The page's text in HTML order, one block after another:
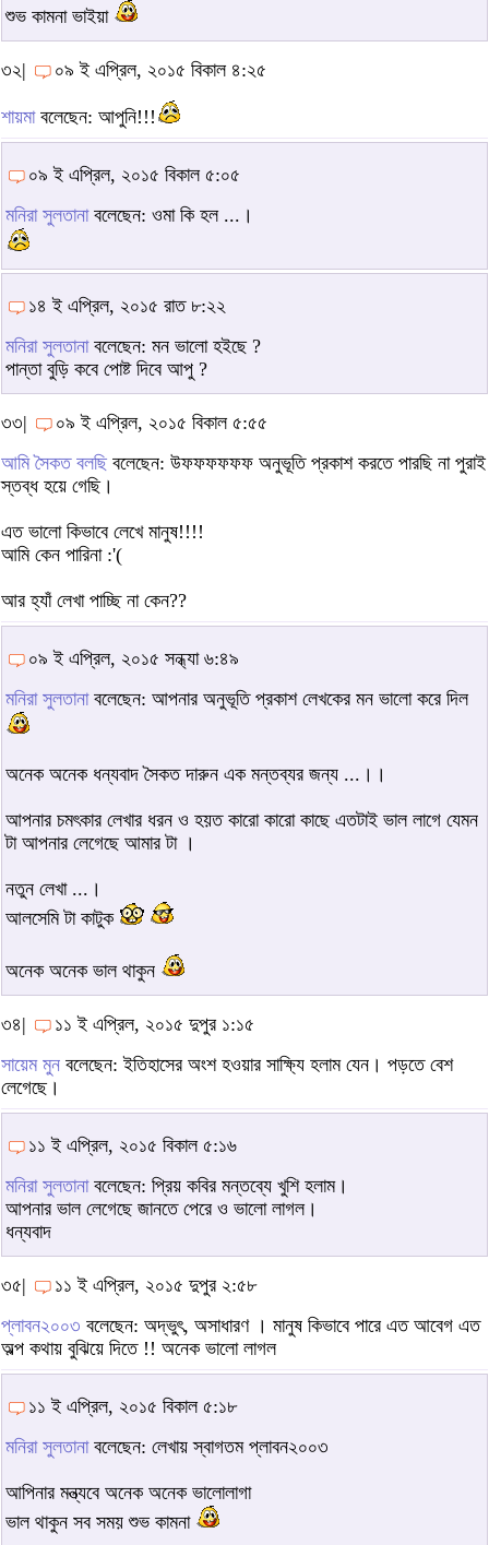
শুভ কামনা ভাইয়া
৩২| ০৯ ই এপ্রিল, ২০১৫ বিকাল ৪:২৫
শায়মাবলেছেন: আপুনি!!!
০৯ ই এপ্রিল, ২০১৫ বিকাল ৫:০৫
মনিরা সুলতানাবলেছেন: ওমা কি হল ...।
১৪ ই এপ্রিল, ২০১৫ রাত ৮:২২
মনিরা সুলতানাবলেছেন: মন ভালো হইছে ?
পান্তা বুড়ি কবে পোষ্ট দিবে আপু ?
৩৩|
০৯ ই এপ্রিল, ২০১৫ বিকাল ৫:৫৫
আমি সৈকত বলছি বলেছেন: উফফফফফফ অনুভূতি প্রকাশ করতে পারছি না পুরাই
স্তব্ধ হয়ে গেছি।
এত ভালো কিভাবে লেখে মানুষ!!!!
আমি কেন পারিনা :'(
আর হ্যাঁ লেখা পাচ্ছি না কেন??
০৯ ই এপ্রিল, ২০১৫ সন্ধ্যা ৬:৪৯
মনিরা সুলতানাবলেছেন: আপনার অনুভূতি প্রকাশ লেখকের মন ভালো করে দিল
অনেক অনেক ধন্যবাদ সৈকত দারুন এক মন্তব্যর জন্য ...।।
আপনার চমৎকার লেখার ধরন ও হয়ত কারো কারো কাছে এতটাই ভাল লাগে যেমন
টা আপনার লেগেছে আমার টা ।
নতুন লেখা ...।
আলসেমি টা কাটুক
অনেক অনেক ভাল থাকুন
৩৪|
১১ ই এপ্রিল, ২০১৫ দুপুর ১:১৫
সায়েম মুন বলেছেন: ইতিহাসের অংশ হওয়ার সাক্ষ্যি হলাম যেন। পড়তে বেশ
লেগেছে।
১১ ই এপ্রিল, ২০১৫ বিকাল ৫:১৬
মনিরা সুলতানাবলেছেন: প্রিয় কবির মন্তব্যে খুশি হলাম।
আপনার ভাল লেগেছে জানতে পেরে ও ভালো লাগল।
ধন্যবাদ
৩৫|
১১ ই এপ্রিল, ২০১৫ দুপুর ২:৫৮
প্লাবন২০০৩ বলেছেন: অদ্ভুৎ, অসাধারণ । মানুষ কিভাবে পারে এত আবেগ এত
অল্প কথায় বুঝিয়ে দিতে !! অনেক ভালো লাগল
১১ ই এপ্রিল, ২০১৫ বিকাল ৫:১৮
মনিরা সুলতানাবলেছেন: লেখায় স্বাগতম প্লাবন২০০৩
আপিনার মন্ত্যবে অনেক অনেক ভালোলাগা
ভাল থাকুন সব সময় শুভ কামনা